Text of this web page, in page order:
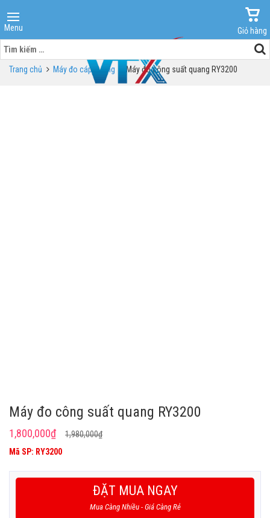
Menu
Giỏ hàng
Tìm
kiếm
cho:Trang chủ Máy đo cáp quang Máy đo công suất quang RY3200
Máy đo công suất quang RY3200
1,980,000₫Giá
1,980,000₫.
1,800,000₫
Giá
là:
1,800,000₫.
Mã SP: RY3200
ĐẶT MUA NGAY
Mua Càng Nhiều - Giá Càng Rẻ